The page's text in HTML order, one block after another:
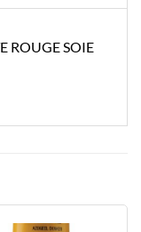
ROUGE SOIE